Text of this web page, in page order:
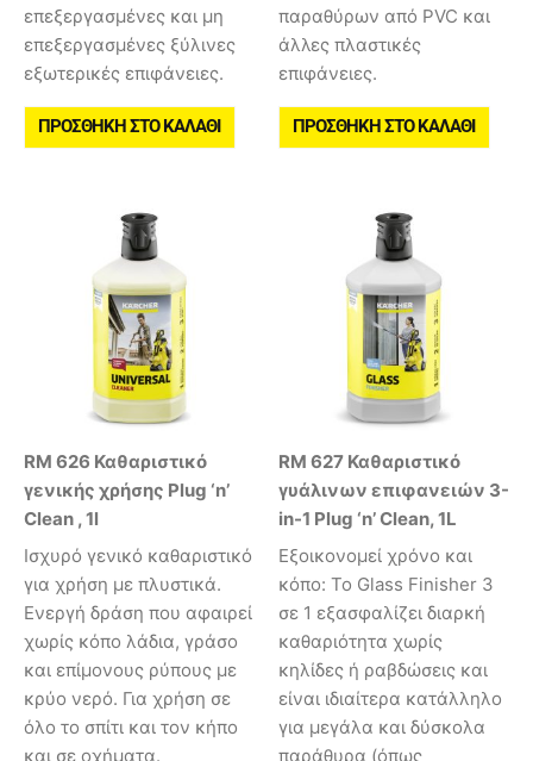
επεξεργασμένες και μη
επεξεργασμένες ξύλινες
εξωτερικές επιφάνειες.
ΠΡΟΣΘΉΚΗ ΣΤΟ ΚΑΛΆΘΙ
παραθύρων από PVC και
άλλες πλαστικές
επιφάνειες.
ΠΡΟΣΘΉΚΗ ΣΤΟ ΚΑΛΆΘΙ
RM 626 Καθαριστικό
γενικής χρήσης Plug ‘n’
Clean , 1l
Ισχυρό γενικό καθαριστικό
για χρήση με πλυστικά.
Ενεργή δράση που αφαιρεί
χωρίς κόπο λάδια, γράσο
και επίμονους ρύπους με
κρύο νερό. Για χρήση σε
όλο το σπίτι και τον κήπο
και σε οχήματα.
RM 627 Καθαριστικό
γυάλινων επιφανειών 3-
in-1 Plug ‘n’ Clean, 1L
Εξοικονομεί χρόνο και
κόπο: Το Glass Finisher 3
σε 1 εξασφαλίζει διαρκή
καθαριότητα χωρίς
κηλίδες ή ραβδώσεις και
είναι ιδιαίτερα κατάλληλο
για μεγάλα και δύσκολα
παράθυρα (όπως